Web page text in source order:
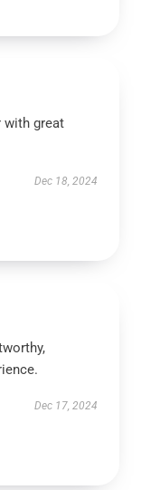
with great
Dec 18, 2024
Dec 17, 2024